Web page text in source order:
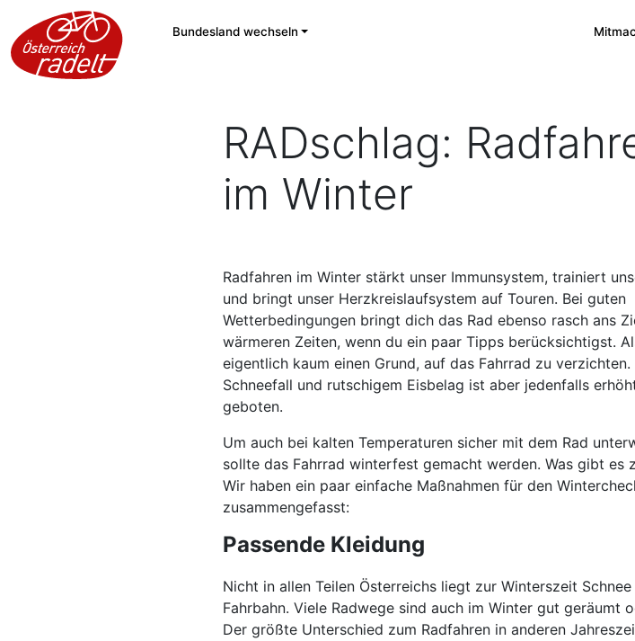
Bundesland wechseln
RADschlag:
im Winter
Radfahren im Winter stärkt unser Immunsystem, trainiert
und bringt unser Herzkreislaufsystem auf Touren. Bei guten
Wetterbedingungen bringt dich das Rad ebenso rasch ans
wärmeren Zeiten, wenn du ein paar Tipps berücksichtigst.
eigentlich kaum einen Grund, auf das Fahrrad zu
Schneefall und rutschigem Eisbelag ist aber jedenfalls
geboten.
Um auch bei kalten Temperaturen sicher mit dem Rad
sollte das Fahrrad winterfest gemacht werden. Was gibt es
Wir haben ein paar einfache Maßnahmen für den
zusammengefasst:
Passende Kleidung
Nicht in allen Teilen Österreichs liegt zur Winterszeit
Fahrbahn. Viele Radwege sind auch im Winter gut geräumt
Der größte Unterschied zum Radfahren in anderen